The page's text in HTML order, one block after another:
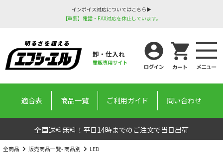
インボイス対応についてはこちら▶
【重要】電話・FAX対応を休止しています。
卸・仕入れ
業販専用サイト
適合表 商品一覧 ご利用ガイド 問い合わせ
全国送料無料！平日14時までのご注文で当日出荷
全商品 販売商品一覧- 商品別 LED